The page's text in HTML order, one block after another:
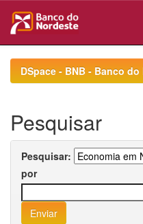
navigationDSpace - BNB - Banco
Pesquisar
Pesquisar:
por